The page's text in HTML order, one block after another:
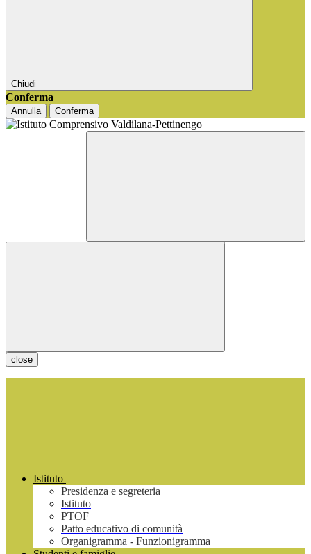
Chiudi
Conferma
Annulla Conferma
close
Istituto
Presidenza e segreteria
Istituto
PTOF
Patto educativo di comunità
Organigramma - Funzionigramma